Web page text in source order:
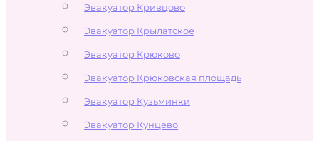
Эвакуатор Кривцово
Эвакуатор Крылатское
Эвакуатор Крюково
Эвакуатор Крюковская площадь
Эвакуатор Кузьминки
Эвакуатор Кунцево